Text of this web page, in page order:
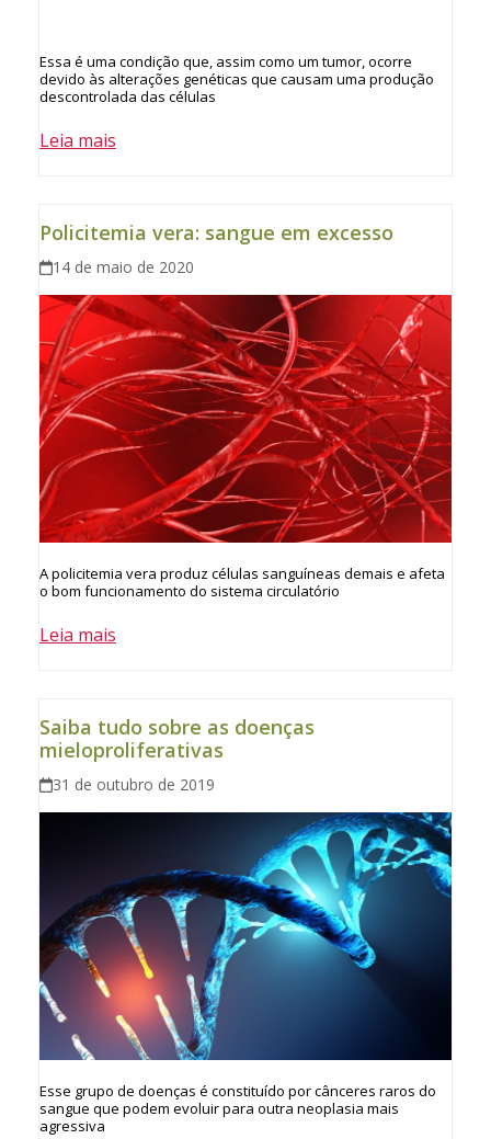
Essa é uma condição que, assim como um tumor, ocorre
devido às alterações genéticas que causam uma produção
descontrolada das células
Leia mais
Policitemia vera: sangue em excesso
14 de maio de 2020
A policitemia vera produz células sanguíneas demais e afeta
o bom funcionamento do sistema circulatório
Leia mais
Saiba tudo sobre as doenças
mieloproliferativas
31 de outubro de 2019
Esse grupo de doenças é constituído por cânceres raros do
sangue que podem evoluir para outra neoplasia mais
agressiva